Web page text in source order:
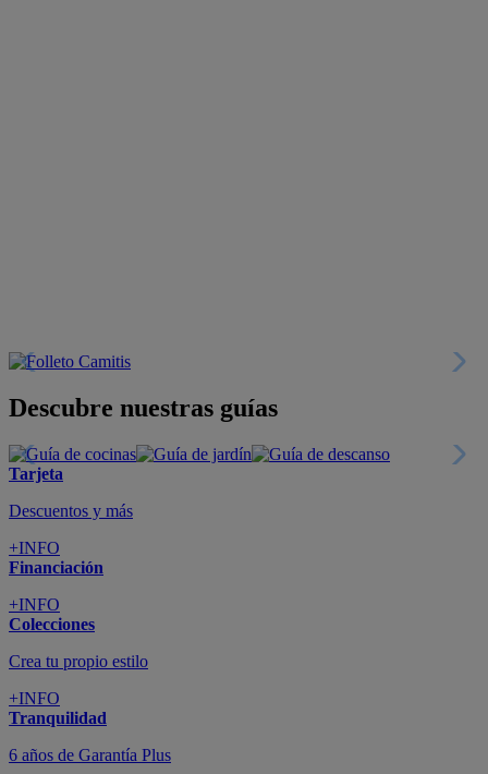
Descubre nuestras guías
Tarjeta
Descuentos y más
+INFO
Financiación
+INFO
Colecciones
Crea tu propio estilo
+INFO
Tranquilidad
6 años de Garantía Plus